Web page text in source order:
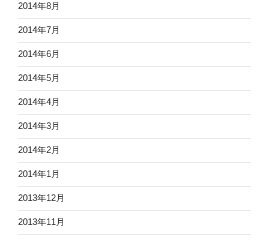
2014年8月
2014年7月
2014年6月
2014年5月
2014年4月
2014年3月
2014年2月
2014年1月
2013年12月
2013年11月